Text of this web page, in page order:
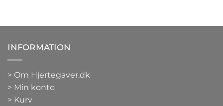
INFORMATION
> Om Hjertegaver.dk
> Min konto
> Kurv